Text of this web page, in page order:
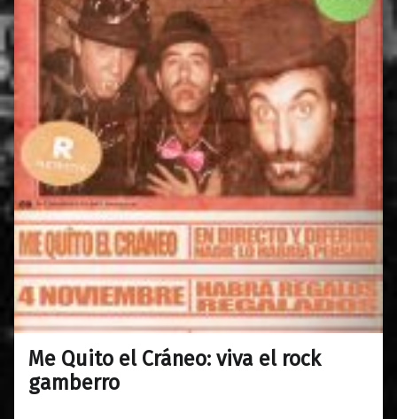
Me Quito el Cráneo: viva el rock
gamberro
30/10/20170
Maravillas